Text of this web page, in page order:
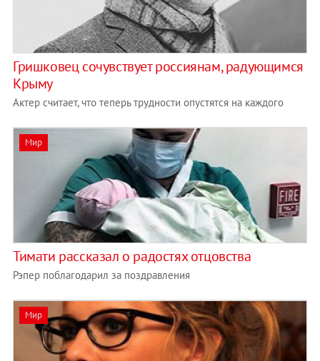
Гришковец сочувствует россиянам, радующимся
Крыму
Актер считает, что теперь трудности опустятся на каждого
Мир
Тимати рассказал о радостях отцовства
Рэпер поблагодарил за поздравления
Мир